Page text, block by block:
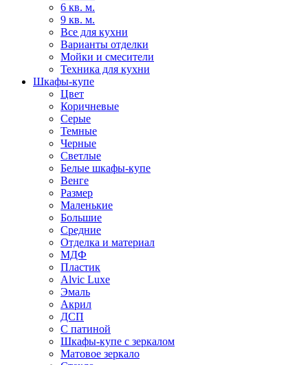
6 кв. м.
9 кв. м.
Все для кухни
Варианты отделки
Мойки и смесители
Техника для кухни
Шкафы-купе
Цвет
Коричневые
Серые
Темные
Черные
Светлые
Белые шкафы-купе
Венге
Размер
Маленькие
Большие
Средние
Отделка и материал
МДФ
Пластик
Alvic Luxe
Эмаль
Акрил
ДСП
С патиной
Шкафы-купе с зеркалом
Матовое зеркало